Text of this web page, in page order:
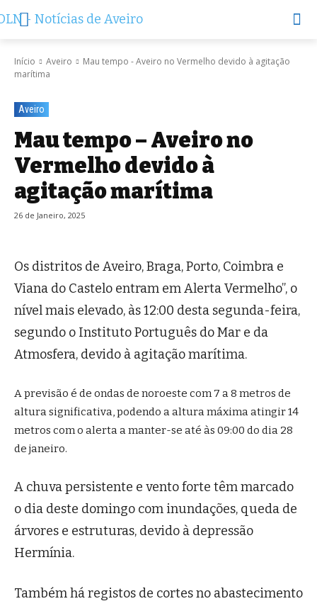
Início Aveiro
Mau tempo - Aveiro no Vermelho devido à agitação
marítima
Aveiro
Mau tempo – Aveiro no
Vermelho devido à
agitação marítima
26 de Janeiro, 2025
Os distritos de Aveiro, Braga, Porto, Coimbra e
Viana do Castelo entram em Alerta Vermelho”, o
nível mais elevado, às 12:00 desta segunda-feira,
segundo o Instituto Português do Mar e da
Atmosfera, devido à agitação marítima.
A previsão é de ondas de noroeste com 7 a 8 metros de
altura significativa, podendo a altura máxima atingir 14
metros com o alerta a manter-se até às 09:00 do dia 28
de janeiro.
A chuva persistente e vento forte têm marcado
o dia deste domingo com inundações, queda de
árvores e estruturas, devido à depressão
Hermínia.
Também há registos de cortes no abastecimento